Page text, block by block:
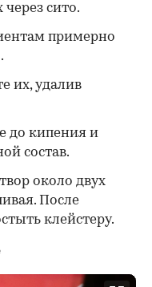
через сито.
примерно
их, удалив
до кипения и
состав.
около двух
После
клейстеру.